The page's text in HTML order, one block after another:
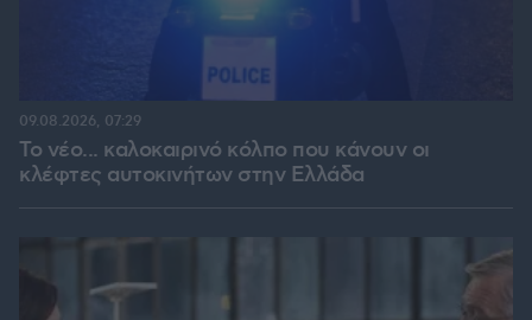
Το νέο... καλοκαιρινό κόλπο που κάνουν οι
κλέφτες αυτοκινήτων στην Ελλάδα
09.08.2026, 07:29